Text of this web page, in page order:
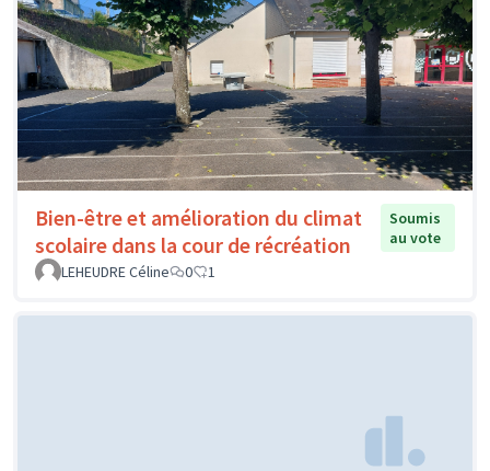
Bien-être et amélioration du climat
scolaire dans la cour de récréation
Soumis
au vote
LEHEUDRE Céline
0 1